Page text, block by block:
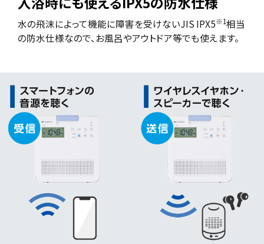
水の飛沫によって機能に障害を受けないJIS IPX5※1相当
の防水仕様なので、お風呂やアウトドア等でも使えます。